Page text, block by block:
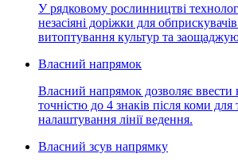
У рядковому рослинництві
незасіяні доріжки для
витоптування культур та
Власний напрямок
Власний напрямок дозволяє ввести
точністю до 4 знаків після коми для
налаштування лінії ведення.
Власний зсув напрямку